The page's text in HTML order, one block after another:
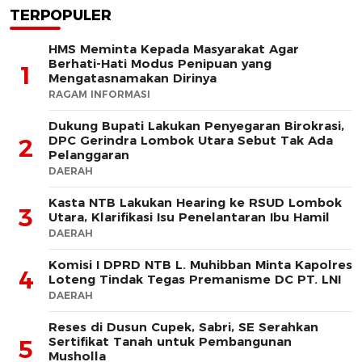
TERPOPULER
1
HMS Meminta Kepada Masyarakat Agar
Berhati-Hati Modus Penipuan yang
Mengatasnamakan Dirinya
RAGAM INFORMASI
2
Dukung Bupati Lakukan Penyegaran Birokrasi,
DPC Gerindra Lombok Utara Sebut Tak Ada
Pelanggaran
DAERAH
3
Kasta NTB Lakukan Hearing ke RSUD Lombok
Utara, Klarifikasi Isu Penelantaran Ibu Hamil
DAERAH
4
Komisi I DPRD NTB L. Muhibban Minta Kapolres
Loteng Tindak Tegas Premanisme DC PT. LNI
DAERAH
5
Reses di Dusun Cupek, Sabri, SE Serahkan
Sertifikat Tanah untuk Pembangunan
Musholla